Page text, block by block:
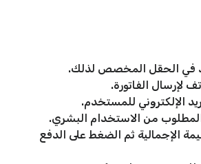
في الحقل المخصص لذلك.
لإرسال الفاتورة.
الإلكتروني للمستخدم.
من الاستخدام البشري.
الإجمالية ثم الضغط على الدفع